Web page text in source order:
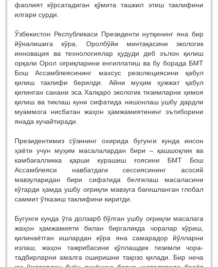
фаолият кўрсатадиган қўмита ташкил этиш таклифини
илгари сурди.
Ўзбекистон Республикаси Президенти нутқининг яна бир
йўналишига кўра, Оролбўйи минтақасини экологик
инновация ва технологиялар ҳудуди деб эълон қилиш
орқали Орол оғриқларини енгиллатиш ва бу борада БМТ
Бош Ассамблеясининг махсус резолюциясини қабул
қилиш таклифи берилди. Айни муҳим ҳужжат қабул
қилинган санани эса Халқаро экологик тизимларни ҳимоя
қилиш ва тиклаш куни сифатида нишонлаш ушбу дардли
муаммога нисбатан жаҳон ҳамжамиятининг эътиборини
янада кучайтиради.
Президентимиз сўзининг охирида бугунги кунда инсон
ҳаёти учун муҳим масалалардан бири – қашшоқлик ва
камбағалликка қарши курашиш ғоясини БМТ Бош
Ассамблеяси навбатдаги сессиясининг асосий
мавзуларидан бири сифатида белгилаш масаласини
кўтарди ҳамда ушбу оғриқли мавзуга бағишланган глобал
саммит ўтказиш таклифини киритди.
Бугунги кунда ўта долзарб бўлган ушбу оғриқли масалага
жаҳон ҳамжамияти билан биргаликда чоралар кўриш,
қилинаётган ишлардан кўра яна самарадор йўлларни
излаш, жаҳон тажрибасини қўллашдек тизимли чора-
тадбирларни амалга оширишни тақозо қилади. Бир неча